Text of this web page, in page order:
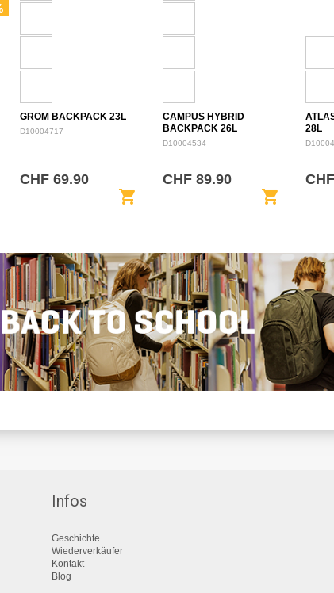
GROM BACKPACK 23L
D10004717
CHF 69.90
shopping_cart
CAMPUS HYBRID
BACKPACK 26L
D10004534
CHF 89.90
shopping_cart
28L
Infos
Geschichte
Wiederverkäufer
Kontakt
Blog